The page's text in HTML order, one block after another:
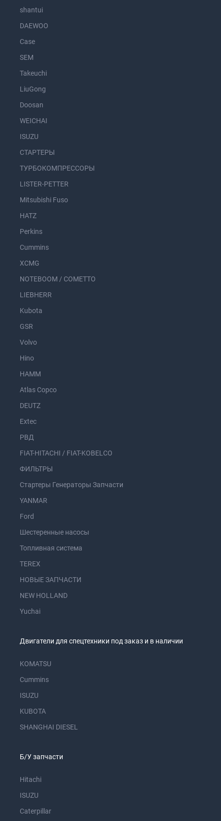
shantui
DAEWOO
Case
SEM
Takeuchi
LiuGong
Doosan
WEICHAI
ISUZU
СТАРТЕРЫ
ТУРБОКОМПРЕССОРЫ
LISTER-PETTER
Mitsubishi Fuso
HATZ
Perkins
Cummins
XCMG
NOTEBOOM / COMETTO
LIEBHERR
Kubota
GSR
Volvo
Hino
HAMM
Atlas Copco
DEUTZ
Extec
РВД
FIAT-HITACHI / FIAT-KOBELCO
ФИЛЬТРЫ
Стартеры Генераторы Запчасти
YANMAR
Ford
Шестеренные насосы
Топливная система
TEREX
НОВЫЕ ЗАПЧАСТИ
NEW HOLLAND
Yuchai
Двигатели для спецтехники под заказ и в наличии
KOMATSU
Cummins
ISUZU
KUBOTA
SHANGHAI DIESEL
Б/У запчасти
Hitachi
ISUZU
Caterpillar